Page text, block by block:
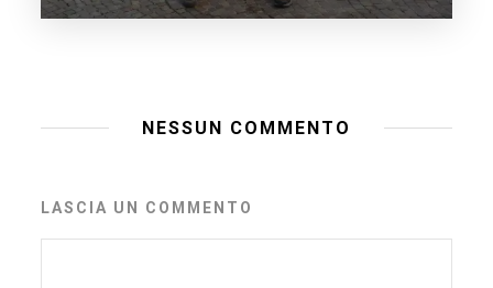
NESSUN COMMENTO
LASCIA UN COMMENTO